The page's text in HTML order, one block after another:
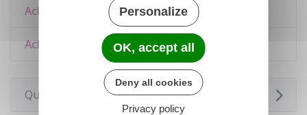
Achat ou vente d'un logement
Achat d'un terrain
Questions ? Réponses !
Personalize
OK, accept all
Deny all cookies
Privacy policy